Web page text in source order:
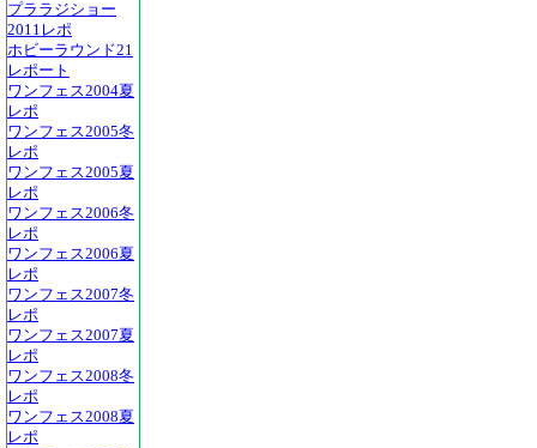
プララジショー
2011レポ
ホビーラウンド21
レポート
ワンフェス2004夏
レポ
ワンフェス2005冬
レポ
ワンフェス2005夏
レポ
ワンフェス2006冬
レポ
ワンフェス2006夏
レポ
ワンフェス2007冬
レポ
ワンフェス2007夏
レポ
ワンフェス2008冬
レポ
ワンフェス2008夏
レポ